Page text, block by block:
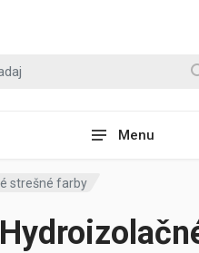
Menu
strešné farby